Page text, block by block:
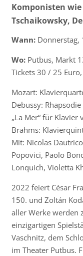
Komponisten wie
Tschaikowsky,
Wann:Donnerstag,
Wo:Putbus, Markt
Tickets 30 / 25 Euro,
Mozart:
Debussy:
„La Mer“ für Klavier
Brahms:
Mit: Nicolas
Popovici, Paolo
Lonquich, Violetta
2022 feiert César
150. und Zoltán
aller Werke werden
einzigartigen
Vaschnitz, dem
im Theater Putbus.